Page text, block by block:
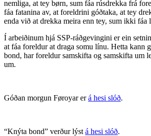
nemliga, at tey børn, sum fáa rúsdrekka frá
fáa fatanina av, at foreldrini góðtaka, at tey
enda við at drekka meira enn tey, sum ikki fáa
Í arbeiðinum hjá SSP-ráðgevingini er ein
at fáa foreldur at draga somu línu. Hetta kann
bond, har foreldur samskifta og samskifta um
um.
Góðan morgun Føroyar erá hesi slóð.
“Knýta bond” verður lýst á hesi slóð.